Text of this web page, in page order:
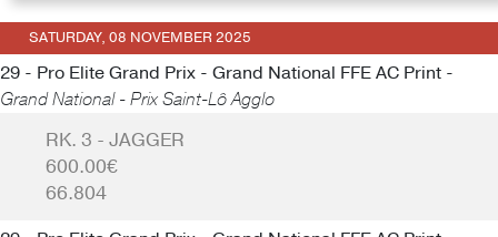
SATURDAY, 08 NOVEMBER 2025
29 - Pro Elite Grand Prix - Grand National FFE AC Print -
Grand National - Prix Saint-Lô Agglo
RK. 3 - JAGGER
600.00€
66.804